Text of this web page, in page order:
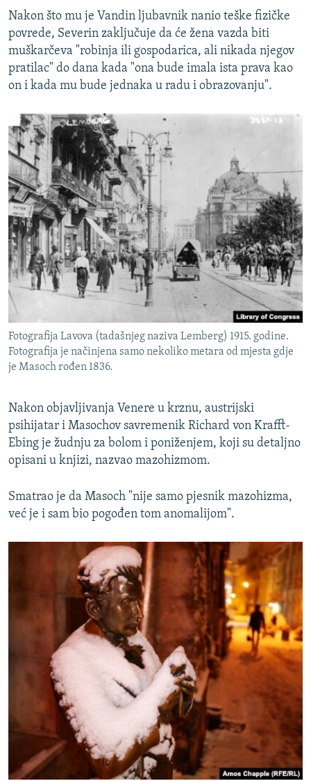
Nakon što mu je Vandin ljubavnik nanio teške fizičke
povrede, Severin zaključuje da će žena vazda biti
muškarčeva "robinja ili gospodarica, ali nikada njegov
pratilac" do dana kada "ona bude imala ista prava kao
on i kada mu bude jednaka u radu i obrazovanju".
Fotografija Lavova (tadašnjeg naziva Lemberg) 1915. godine.
Fotografija je načinjena samo nekoliko metara od mjesta gdje
je Masoch rođen 1836.
Nakon objavljivanja Venere u krznu, austrijski
psihijatar i Masochov savremenik Richard von Krafft-
Ebing je žudnju za bolom i poniženjem, koji su detaljno
opisani u knjizi, nazvao mazohizmom.
Smatrao je da Masoch "nije samo pjesnik mazohizma,
već je i sam bio pogođen tom anomalijom".